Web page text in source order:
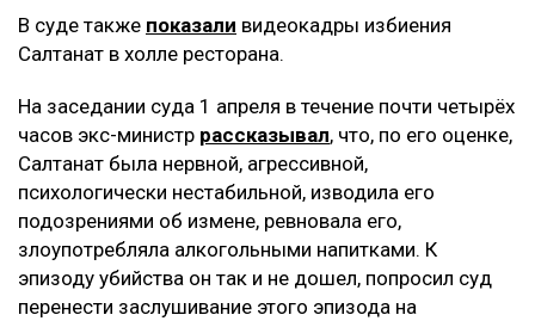
В суде также показали видеокадры избиения
Салтанат в холле ресторана.
На заседании суда 1 апреля в течение почти четырёх
часов экс-министр рассказывал, что, по его оценке,
Салтанат была нервной, агрессивной,
психологически нестабильной, изводила его
подозрениями об измене, ревновала его,
злоупотребляла алкогольными напитками. К
эпизоду убийства он так и не дошел, попросил суд
перенести заслушивание этого эпизода на